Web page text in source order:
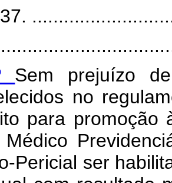
Sem prejuízo
no
para promoção
Médico
Pericial ser